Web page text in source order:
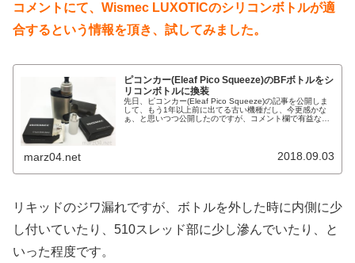
コメントにて、Wismec LUXOTICのシリコンボトルが適
合するという情報を頂き、試してみました。
ピコンカー(Eleaf Pico Squeeze)のBFボトルをシ
リコンボトルに換装
先日、ピコンカー(Eleaf Pico Squeeze)の記事を公開しま
して、もう1年以上前に出てる古い機種だし、今更感かな
ぁ、と思いつつ公開したのですが、コメント欄で有益な情
marz04.net 2018.09.03
リキッドのジワ漏れですが、ボトルを外した時に内側に少
し付いていたり、510スレッド部に少し滲んでいたり、と
いった程度です。